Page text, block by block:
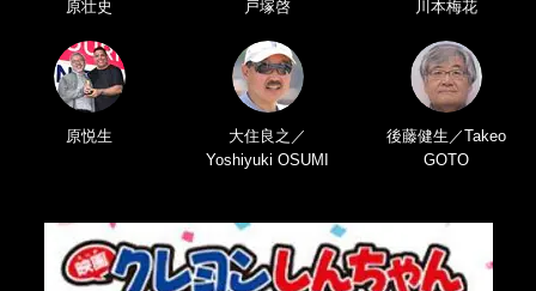
原壮史 戸塚啓 川本梅花
原悦生
大住良之／
Yoshiyuki OSUMI
後藤健生／Takeo
GOTO